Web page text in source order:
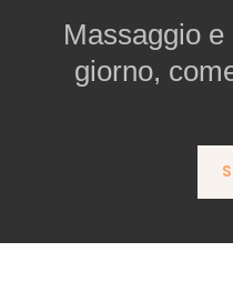
Massaggio
giorno,